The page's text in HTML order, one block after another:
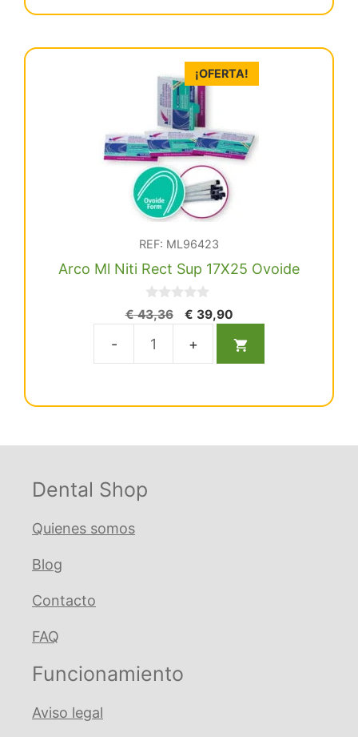
Inf
.018
Ovoide
¡OFERTA!
REF: ML96423
Arco Ml Niti Rect Sup 17X25 Ovoide
0
d
5
€43,36
El
original
era:
€ 39,90El
actual
es:
Arco
Dental Shop
Quienes somos
Blog
Contacto
FAQ
Funcionamiento
Aviso legal